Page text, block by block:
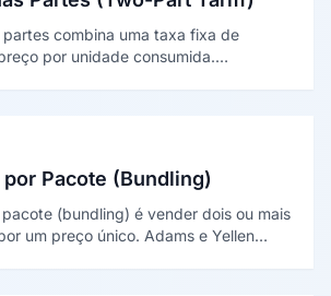
combina uma taxa fixa de
por unidade consumida.
Pacote (Bundling)
(bundling) é vender dois ou mais
um preço único. Adams e Yellen